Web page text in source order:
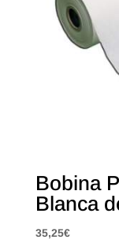
Bobina
Blanca
35,25€